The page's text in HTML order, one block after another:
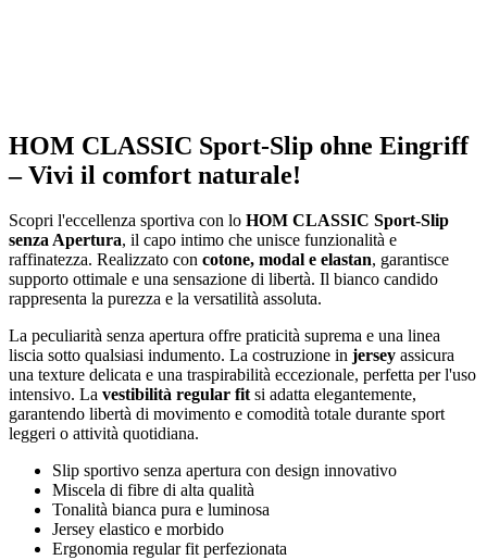
HOM CLASSIC Sport-Slip ohne Eingriff
– Vivi il comfort naturale!
Scopri l'eccellenza sportiva con lo HOM CLASSIC Sport-Slip
senza Apertura, il capo intimo che unisce funzionalità e
raffinatezza. Realizzato con cotone, modal e elastan, garantisce
supporto ottimale e una sensazione di libertà. Il bianco candido
rappresenta la purezza e la versatilità assoluta.
La peculiarità senza apertura offre praticità suprema e una linea
liscia sotto qualsiasi indumento. La costruzione in jersey assicura
una texture delicata e una traspirabilità eccezionale, perfetta per l'uso
intensivo. La vestibilità regular fitsi adatta elegantemente,
garantendo libertà di movimento e comodità totale durante sport
leggeri o attività quotidiana.
Slip sportivo senza apertura con design innovativo
Miscela di fibre di alta qualità
Tonalità bianca pura e luminosa
Jersey elastico e morbido
Ergonomia regular fit perfezionata